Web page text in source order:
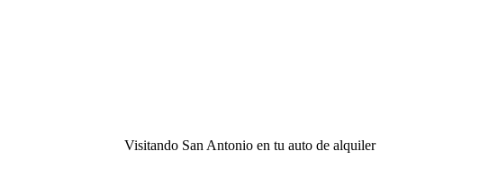
Visitando San Antonio en tu auto de alquiler